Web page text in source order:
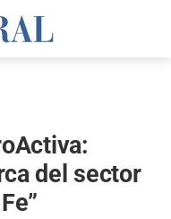
del sector